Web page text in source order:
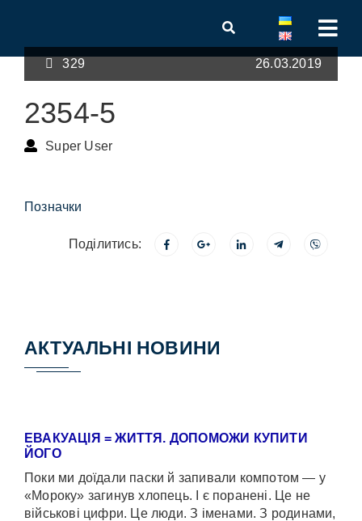
329 26.03.2019
2354-5
Super User
Позначки
Поділитись:
АКТУАЛЬНІ НОВИНИ
ЕВАКУАЦІЯ = ЖИТТЯ. ДОПОМОЖИ КУПИТИ
ЙОГО
Поки ми доїдали паски й запивали компотом — у
«Мороку» загинув хлопець. І є поранені. Це не
військові цифри. Це люди. З іменами. З родинами,